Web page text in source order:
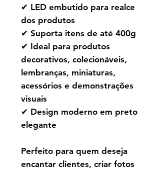
✔ LED embutido para realce
dos produtos
✔ Suporta itens de até 400g
✔ Ideal para produtos
decorativos, colecionáveis,
lembranças, miniaturas,
acessórios e demonstrações
visuais
✔ Design moderno em preto
elegante
Perfeito para quem deseja
encantar clientes, criar fotos